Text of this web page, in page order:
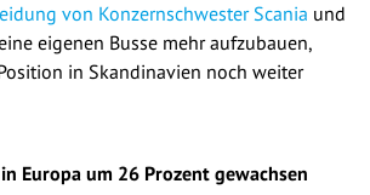
von Konzernschwester Scania und
eigenen Busse mehr aufzubauen,
in Skandinavien noch weiter
Europa um 26 Prozent gewachsen